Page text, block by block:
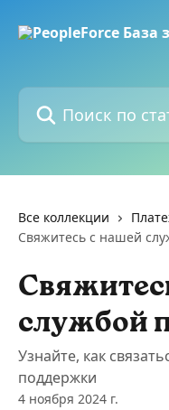
Поиск по статьям...
Все коллекции
Свяжитесь с нашей
службой
Узнайте, как
поддержки
4 ноября 2024 г.